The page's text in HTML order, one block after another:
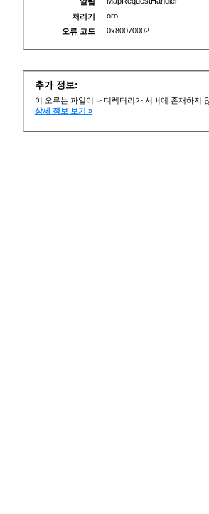
처리기
oro
오류 코드
0x80070002
추가 정보:
이 오류는 파일이나 디렉터리가 서버에 존재하지
상세 정보 보기 »